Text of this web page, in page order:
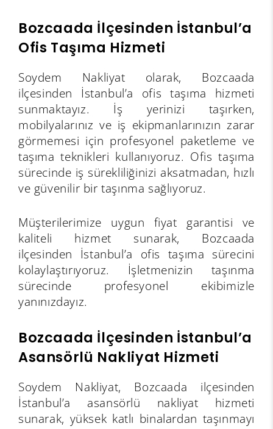
Bozcaada İlçesinden İstanbul’a
Ofis Taşıma Hizmeti
Soydem Nakliyat olarak, Bozcaada
ilçesinden İstanbul’a ofis taşıma hizmeti
sunmaktayız. İş yerinizi taşırken,
mobilyalarınız ve iş ekipmanlarınızın zarar
görmemesi için profesyonel paketleme ve
taşıma teknikleri kullanıyoruz. Ofis taşıma
sürecinde iş sürekliliğinizi aksatmadan, hızlı
ve güvenilir bir taşınma sağlıyoruz.
Müşterilerimize uygun fiyat garantisi ve
kaliteli hizmet sunarak, Bozcaada
ilçesinden İstanbul’a ofis taşıma sürecini
kolaylaştırıyoruz. İşletmenizin taşınma
sürecinde profesyonel ekibimizle
yanınızdayız.
Bozcaada İlçesinden İstanbul’a
Asansörlü Nakliyat Hizmeti
Soydem Nakliyat, Bozcaada ilçesinden
İstanbul’a asansörlü nakliyat hizmeti
sunarak, yüksek katlı binalardan taşınmayı